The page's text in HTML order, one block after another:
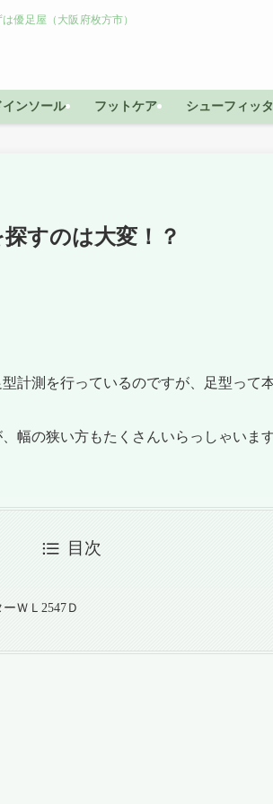
は優足屋（大阪府枚方市）
ンソール フットケア シューフィッ
すのは大変！？
計測を行っているのですが、足型って
幅の狭い方もたくさんいらっしゃいま
目次
ＷＬ2547Ｄ